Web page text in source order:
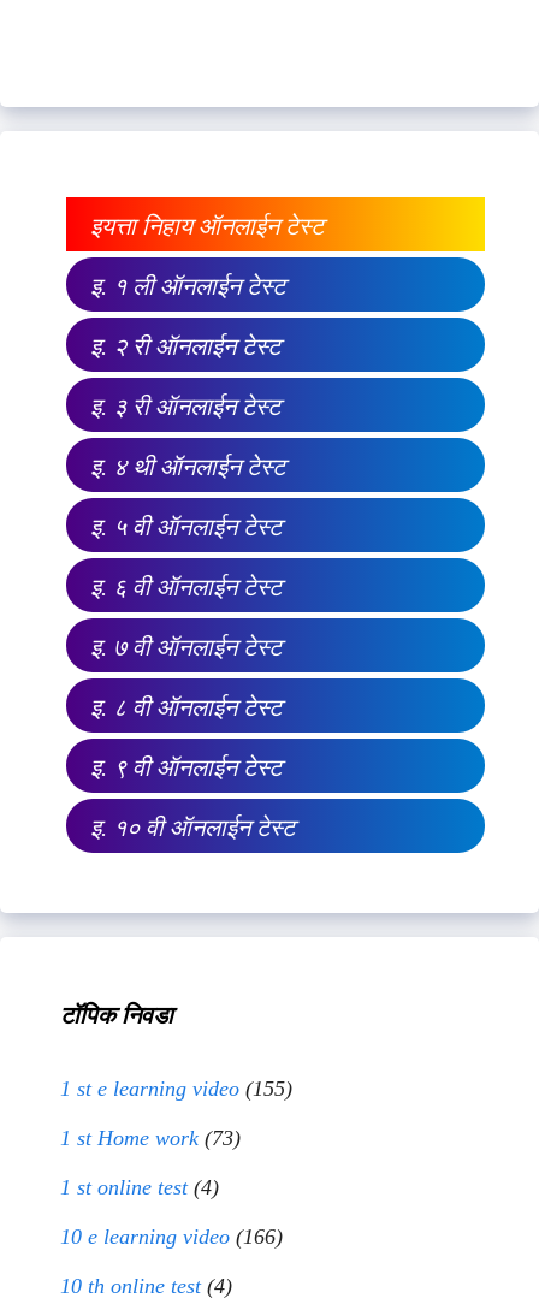
इयत्ता निहाय ऑनलाईन टेस्ट
इ. १ ली ऑनलाईन टेस्ट
इ. २ री ऑनलाईन टेस्ट
इ. ३ री ऑनलाईन टेस्ट
इ. ४ थी ऑनलाईन टेस्ट
इ. ५ वी ऑनलाईन टेस्ट
इ. ६ वी ऑनलाईन टेस्ट
इ. ७ वी ऑनलाईन टेस्ट
इ. ८ वी ऑनलाईन टेस्ट
इ. ९ वी ऑनलाईन टेस्ट
इ. १० वी ऑनलाईन टेस्ट
टॉपिक निवडा
1 st e learning video (155)
1 st Home work (73)
1 st online test(4)
10 e learning video (166)
10 th online test(4)